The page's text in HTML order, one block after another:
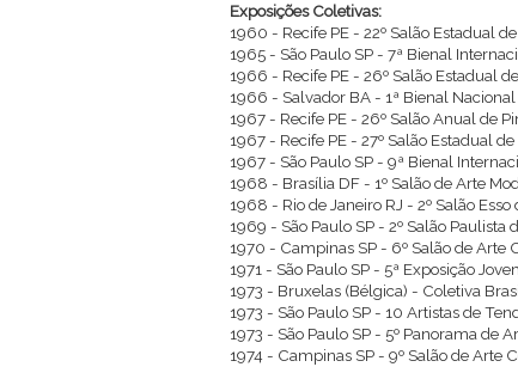
Exposições Coletivas:
1960 - Recife PE - 22º Salão Estadual
1965 - São Paulo SP - 7ª Bienal
1966 - Recife PE - 26º Salão Estadual
1966 - Salvador BA - 1ª Bienal
1967 - Recife PE - 26º Salão Anual de
1967 - Recife PE - 27º Salão Estadual
1967 - São Paulo SP - 9ª Bienal
1968 - Brasília DF - 1º Salão de Arte
1968 - Rio de Janeiro RJ - 2º Salão
1969 - São Paulo SP - 2º Salão
1970 - Campinas SP - 6º Salão de
1971 - São Paulo SP - 5ª Exposição
1973 - Bruxelas (Bélgica) - Coletiva
1973 - São Paulo SP - 10 Artistas de
1973 - São Paulo SP - 5º Panorama de
1974 - Campinas SP - 9º Salão de